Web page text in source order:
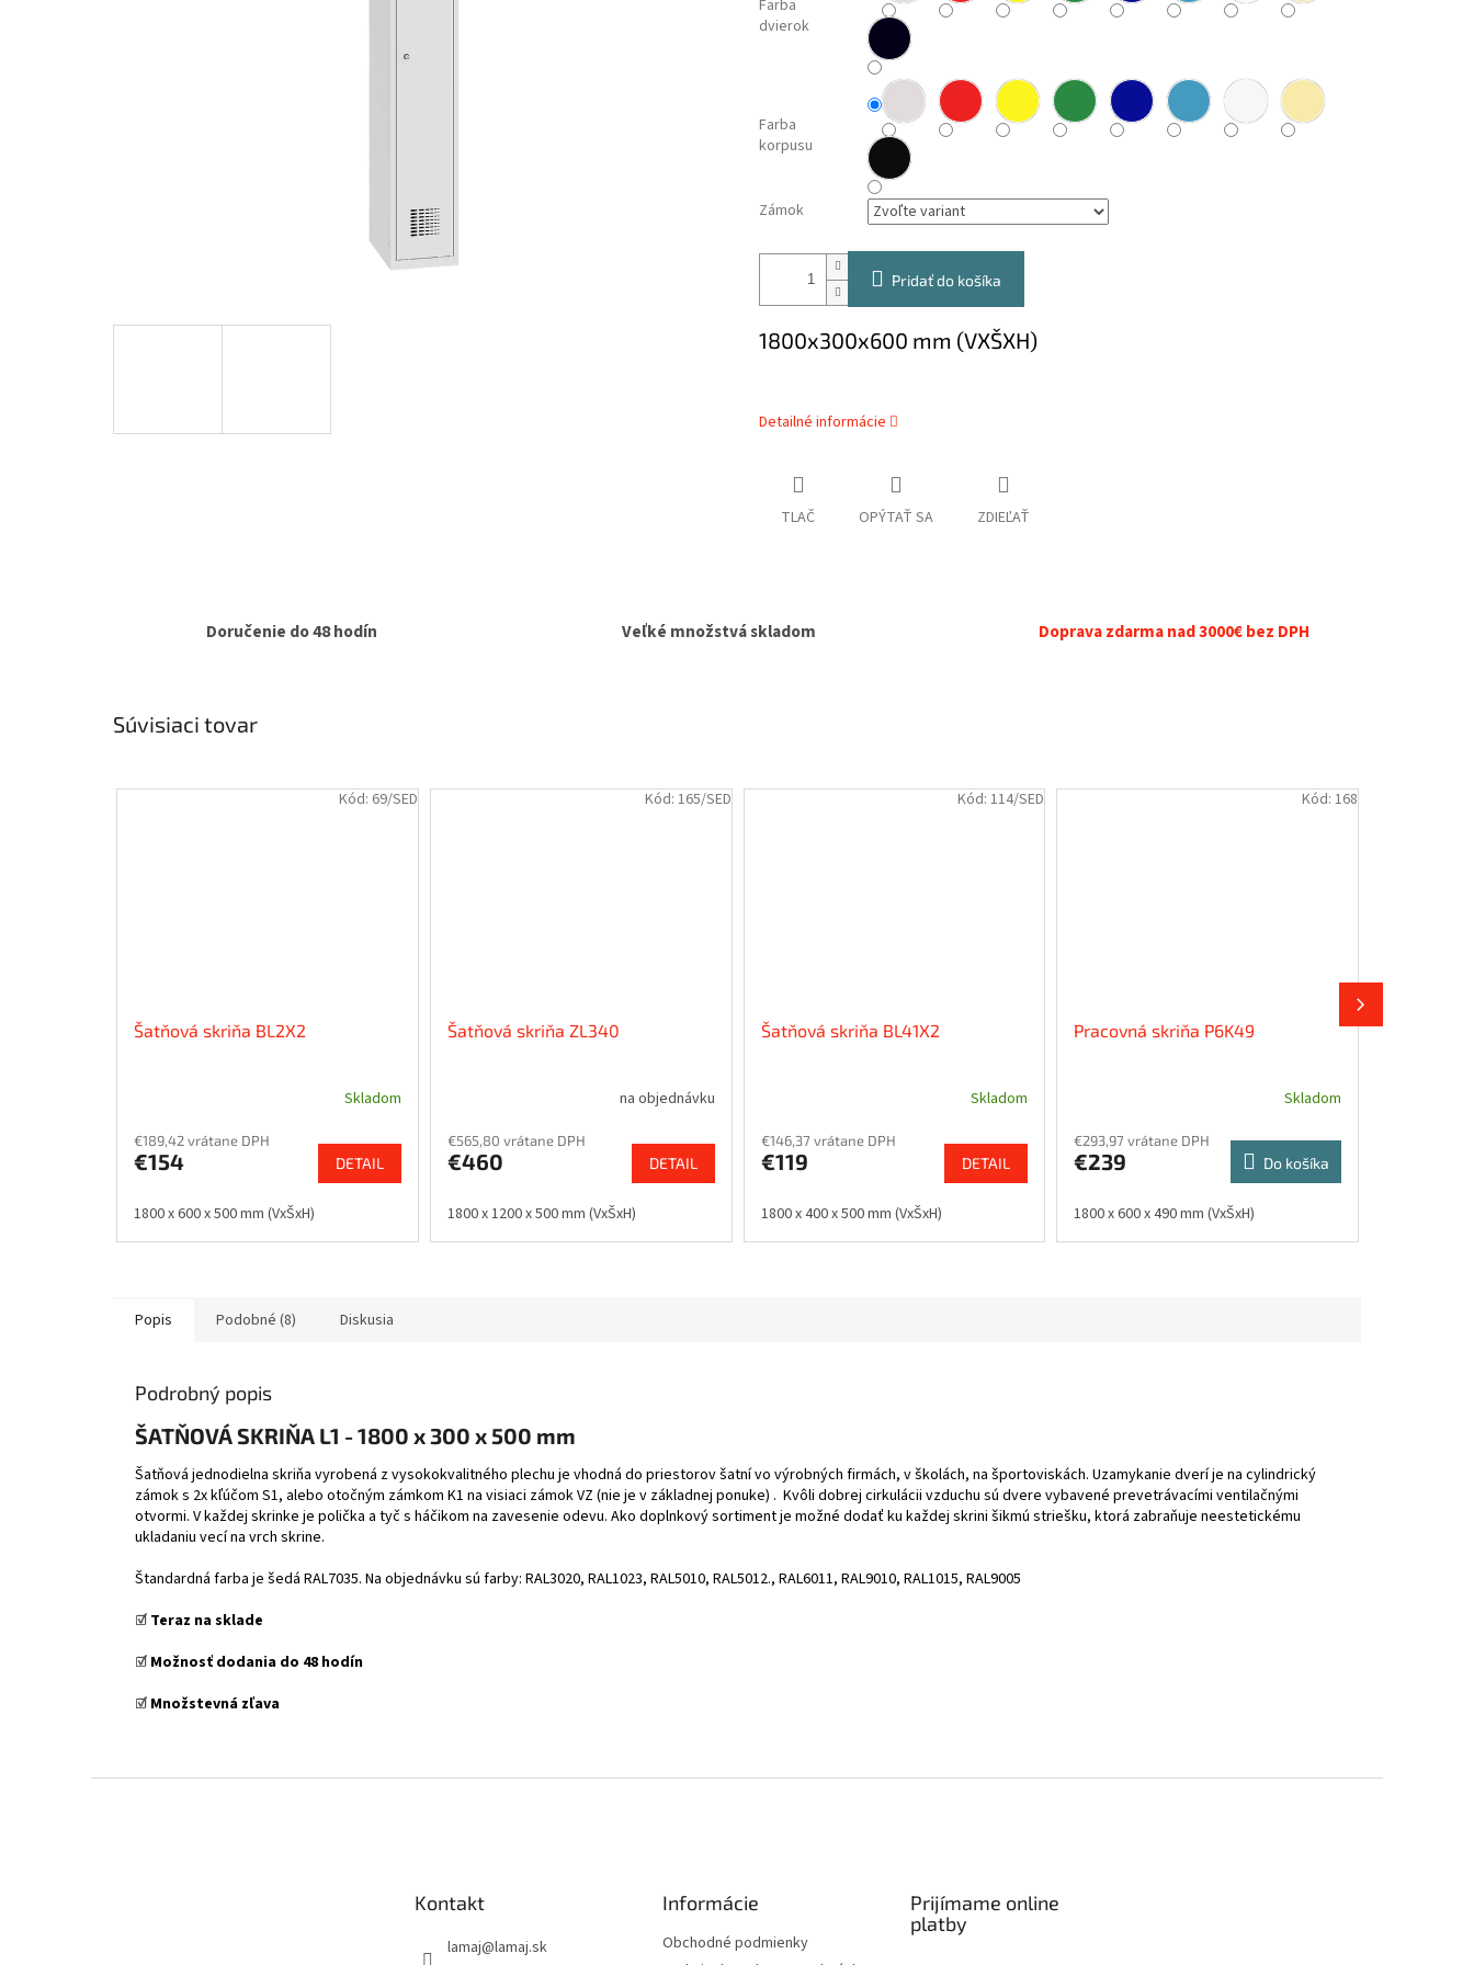
Farba
dvierok
Farba
korpusu
Zámok
Pridať do košíka
1800x300x600 mm (VXŠXH)
Detailné informácie
TLAČ OPÝTAŤ SA ZDIEĽAŤ
Doručenie do 48 hodín Veľké množstvá skladom Doprava zdarma nad 3000€ bez DPH
Súvisiaci tovar
Šatňová skriňa BL2X2
Skladom
€189,42 vrátane DPH
€154 DETAIL
1800 x 600 x 500 mm (VxŠxH)
Kód: 69/SED
Šatňová skriňa ZL340
na objednávku
€565,80 vrátane DPH
€460 DETAIL
1800 x 1200 x 500 mm (VxŠxH)
Kód: 165/SED
Šatňová skriňa BL41X2
Skladom
€146,37 vrátane DPH
€119 DETAIL
1800 x 400 x 500 mm (VxŠxH)
Kód:114/SED
Pracovná skriňa P6K49
Skladom
€293,97 vrátane DPH
€239 Do košíka
1800 x 600 x 490 mm (VxŠxH)
Kód: 168
Popis Podobné (8) Diskusia
Podrobný popis
ŠATŇOVÁ SKRIŇA L1 - 1800 x 300 x 500 mm
Šatňová jednodielna skriňa vyrobená z vysokokvalitného plechu je vhodná do priestorov šatní vo výrobných firmách, v školách, na športoviskách. Uzamykanie dverí je na cylindrický
zámok s 2x kľúčom S1, alebo otočným zámkom K1 na visiaci zámok VZ (nie je v základnej ponuke) . Kvôli dobrej cirkulácii vzduchu sú dvere vybavené prevetrávacími ventilačnými
otvormi. V každej skrinke je polička a tyč s háčikom na zavesenie odevu. Ako doplnkový sortiment je možné dodať ku každej skrini šikmú striešku, ktorá zabraňuje neestetickému
ukladaniu vecí na vrch skrine.
Štandardná farba je šedá RAL7035. Na objednávku sú farby: RAL3020, RAL1023, RAL5010, RAL5012., RAL6011, RAL9010, RAL1015, RAL9005
☑️ Teraz na sklade
☑️ Možnosť dodania do 48 hodín
☑️ Množstevná zľava
Kontakt
lamaj@lamaj.sk
Informácie
Obchodné podmienky
Prijímame online
platby